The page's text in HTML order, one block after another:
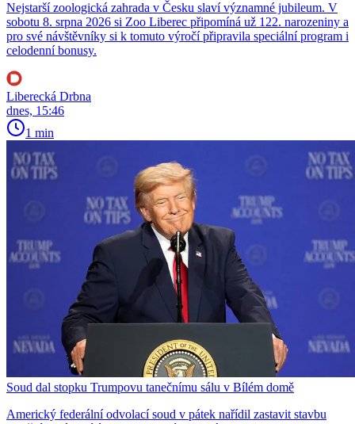
Nejstarší zoologická zahrada v Česku slaví významné jubileum. V
sobotu 8. srpna 2026 si Zoo Liberec připomíná už 122. narozeniny a
pro své návštěvníky si k tomuto výročí připravila speciální program i
celodenní bonusy.
Liberecká Drbna
dnes, 15:46
1 min
Soud dal stopku Trumpovu tanečnímu sálu v Bílém domě
Americký federální odvolací soud v pátek nařídil zastavit stavbu